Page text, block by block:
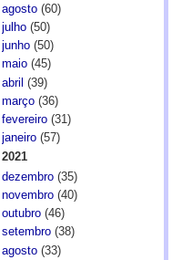
agosto(60)
julho(50)
junho(50)
maio(45)
abril (39)
março(36)
fevereiro(31)
janeiro(57)
2021
dezembro(35)
novembro(40)
outubro(46)
setembro(38)
agosto(33)